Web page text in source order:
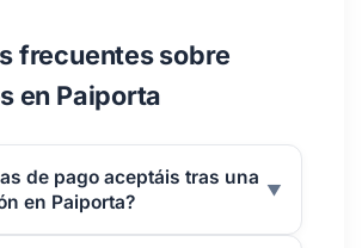
frecuentes sobre
en Paiporta
de pago aceptáis tras una
en Paiporta?
▼